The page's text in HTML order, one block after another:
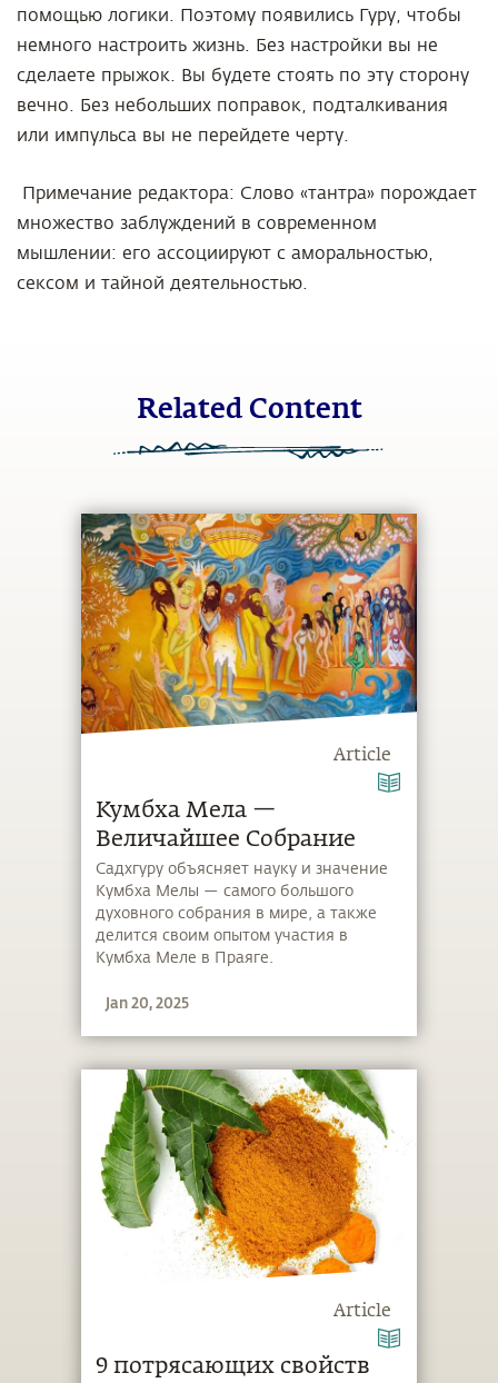
помощью логики. Поэтому появились Гуру, чтобы
немного настроить жизнь. Без настройки вы не
сделаете прыжок. Вы будете стоять по эту сторону
вечно. Без небольших поправок, подталкивания
или импульса вы не перейдете черту.
Примечание редактора: Слово «тантра» порождает
множество заблуждений в современном
мышлении: его ассоциируют с аморальностью,
сексом и тайной деятельностью.
Related Content
Article
Кумбха Мела —
Величайшее Собрание
Садхгуру объясняет науку и значение
Кумбха Мелы — самого большого
духовного собрания в мире, а также
делится своим опытом участия в
Кумбха Меле в Праяге.
Jan 20, 2025
Article
9 потрясающих свойств